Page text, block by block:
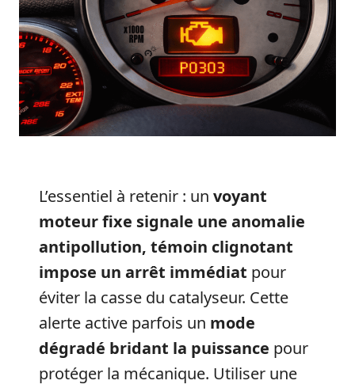
L’essentiel à retenir : un voyant
moteur fixe signale une anomalie
antipollution, témoin clignotant
impose un arrêt immédiat pour
éviter la casse du catalyseur. Cette
alerte active parfois un mode
dégradé bridant la puissance pour
protéger la mécanique. Utiliser une